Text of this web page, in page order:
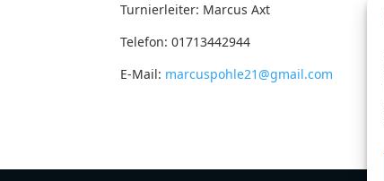
Turnierleiter: Marcus Axt
Telefon: 01713442944
E-Mail: marcuspohle21@gmail.com